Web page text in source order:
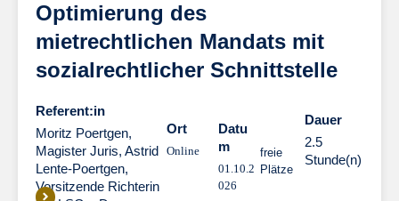
Optimierung des
mietrechtlichen Mandats mit
sozialrechtlicher Schnittstelle
Referent:in
Moritz Poertgen,
Magister Juris, Astrid
Lente-Poertgen,
Vorsitzende Richterin
Ort
Online
Datu
m
01.10.2
026
freie
Plätze
Dauer
2.5
Stunde(n)